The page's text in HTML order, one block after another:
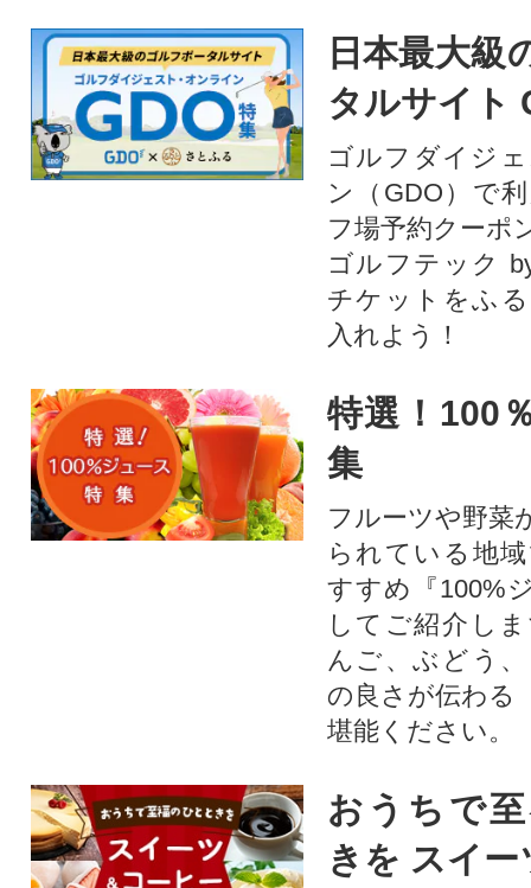
込みください。発送につきま
しては、説明文を必ずご確認
ください。★天草市では返礼
品の発送通知メールをお送り
できません★
日本最大級
タルサイト
ゴルフダイジ
ン（GDO）で
フ場予約クーポ
ゴルフテック
チケットをふ
入れよう！
特選！100
集
フルーツや野菜
られている地
すすめ『100%
してご紹介し
んご、ぶどう
の良さが伝わる
堪能ください。
おうちで
きを スイ